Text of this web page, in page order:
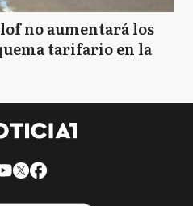
no aumentará los
tarifario en la